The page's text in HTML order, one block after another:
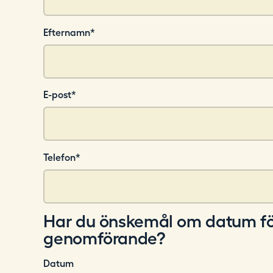
Efternamn*
E-post*
Telefon*
Har du önskemål om datum
genomförande?
Datum